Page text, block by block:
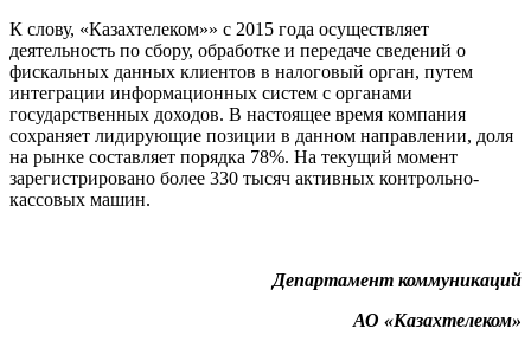
К слову, «Казахтелеком»» с 2015 года осуществляет
деятельность по сбору, обработке и передаче сведений о
фискальных данных клиентов в налоговый орган, путем
интеграции информационных систем с органами
государственных доходов. В настоящее время компания
сохраняет лидирующие позиции в данном направлении, доля
на рынке составляет порядка 78%. На текущий момент
зарегистрировано более 330 тысяч активных контрольно-
кассовых машин.
Департамент коммуникаций
АО «Казахтелеком»